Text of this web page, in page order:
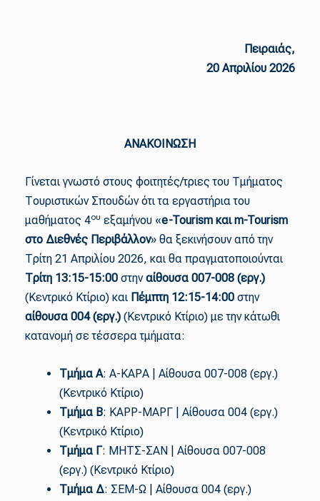
Πειραιάς,
20 Απριλίου 2026
ΑΝΑΚΟΙΝΩΣΗ
Γίνεται γνωστό στους φοιτητές/τριες του Τμήματος
Τουριστικών Σπουδών ότι τα εργαστήρια του
μαθήματος 4ου εξαμήνου «e-Tourism και m-Tourism
στο Διεθνές Περιβάλλον» θα ξεκινήσουν από την
Τρίτη 21 Απριλίου 2026, και θα πραγματοποιούνται
Τρίτη 13:15-15:00 στηναίθουσα 007-008 (εργ.)
(Κεντρικό Κτίριο) και Πέμπτη 12:15-14:00 στην
αίθουσα 004 (εργ.) (Κεντρικό Κτίριο) με την κάτωθι
κατανομή σε τέσσερα τμήματα:
Τμήμα Α: Α-ΚΑΡΑ | Αίθουσα 007-008 (εργ.)
(Κεντρικό Κτίριο)
Τμήμα Β: ΚΑΡΡ-ΜΑΡΓ | Αίθουσα 004 (εργ.)
(Κεντρικό Κτίριο)
Τμήμα Γ: ΜΗΤΣ-ΣΑΝ | Αίθουσα 007-008
(εργ.) (Κεντρικό Κτίριο)
Τμήμα Δ: ΣΕΜ-Ω | Αίθουσα 004 (εργ.)